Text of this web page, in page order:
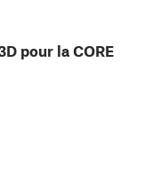
pour la CORE